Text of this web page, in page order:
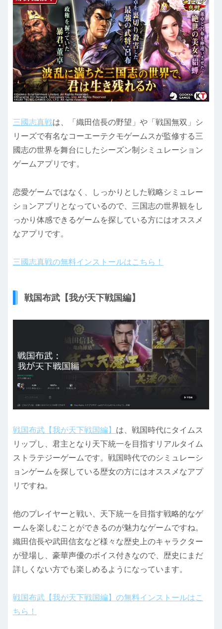
三國志真戦は、「織田信長の野望」や「戦国無双」シ
リーズで有名なコーエーテクモゲームスが監修する三
國志の世界を舞台にしたシーズン制シミュレーション
ゲームアプリです。
恋愛ゲームではなく、しっかりとした戦略シミュレー
ションアプリとなっているので、三国志の世界観をし
っかり体感できるゲームを探している方にはオススメ
なアプリです。
三國志真戦の無料インストールはこちら！
戦国布武【我が天下戦国編】
戦国布武【我が天下戦国編】 は、戦国時代にタイムス
リップし、君主となり天下統一を目指すリアルタイム
ストラテジーゲームです。戦国時代でのシミュレーシ
ョンゲームを探している歴女の方にはオススメなアプ
リですね。
他のプレイヤーと戦い、天下統一を目指す戦略的なゲ
ームを楽しむことができるのが魅力なゲームですね。
織田信長や武田信玄など様々な歴史上のキャラクター
が登場し、豪華声優のボイス付きなので、歴史にまだ
詳しくない方でも楽しめるようになっています。
戦国布武【我が天下戦国編】の無料インストールはこ
ちら！